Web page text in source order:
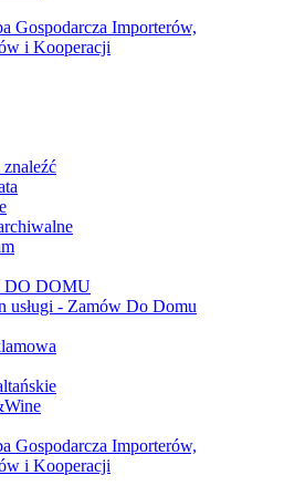
Gospodarcza Importerów,
i Kooperacji
znaleźć
DO DOMU
usługi - Zamów Do Domu
Gospodarcza Importerów,
i Kooperacji